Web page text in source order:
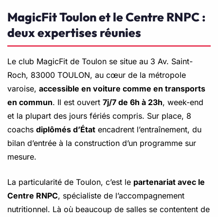
MagicFit Toulon et le Centre RNPC :
deux expertises réunies
Le club MagicFit de Toulon se situe au 3 Av. Saint-
Roch, 83000 TOULON, au cœur de la métropole
varoise, accessible en voiture comme en transports
en commun. Il est ouvert 7j/7 de 6h à 23h, week-end
et la plupart des jours fériés compris. Sur place, 8
coachs diplômés d’État encadrent l’entraînement, du
bilan d’entrée à la construction d’un programme sur
mesure.
La particularité de Toulon, c’est le partenariat avec le
Centre RNPC, spécialiste de l’accompagnement
nutritionnel. Là où beaucoup de salles se contentent de